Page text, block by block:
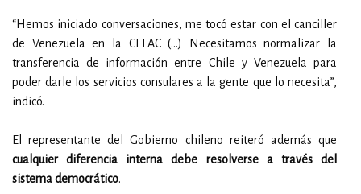
“Hemos iniciado conversaciones, me tocó estar con el canciller
de Venezuela en la CELAC (...) Necesitamos normalizar la
transferencia de información entre Chile y Venezuela para
poder darle los servicios consulares a la gente que lo necesita”,
indicó.
El representante del Gobierno chileno reiteró además que
cualquier diferencia interna debe resolverse a través del
sistema democrático.